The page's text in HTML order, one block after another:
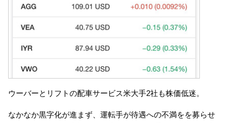
ウーバーとリフトの配車サービス米大手2社も株価低迷。
なかなか黒字化が進まず、運転手が待遇への不満をを募らせ